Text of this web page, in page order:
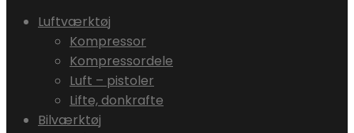
Luftværktøj
Kompressor
Kompressordele
Luft – pistoler
Lifte, donkrafte
Bilværktøj